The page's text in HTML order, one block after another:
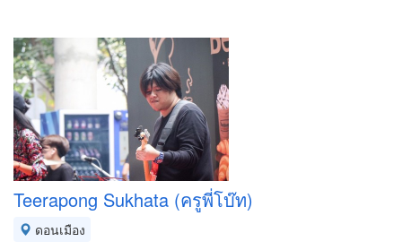
Teerapong Sukhata (ครูพี่โบ๊ท)
ดอนเมือง